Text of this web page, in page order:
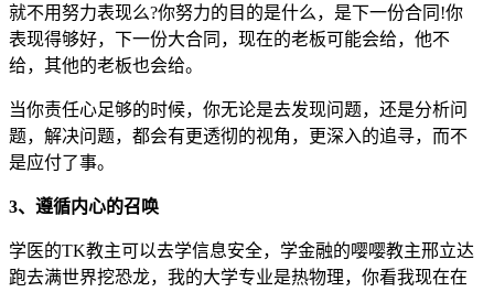
就不用努力表现么?你努力的目的是什么，是下一份合同!你
表现得够好，下一份大合同，现在的老板可能会给，他不
给，其他的老板也会给。
当你责任心足够的时候，你无论是去发现问题，还是分析问
题，解决问题，都会有更透彻的视角，更深入的追寻，而不
是应付了事。
3、遵循内心的召唤
学医的TK教主可以去学信息安全，学金融的嘤嘤教主邢立达
跑去满世界挖恐龙，我的大学专业是热物理，你看我现在在